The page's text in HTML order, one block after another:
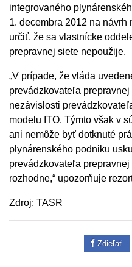
integrovaného
1. decembra 2012 na návrh
určiť, že sa vlastnícke
prepravnej siete nepoužije.
„V prípade, že vláda
prevádzkovateľa
nezávislosti
modelu ITO. Týmto však v
ani nemôže byť dotknuté
plynárenského podniku
prevádzkovateľa
rozhodne,“ upozorňuje
Zdroj: TASR
Zdieľať